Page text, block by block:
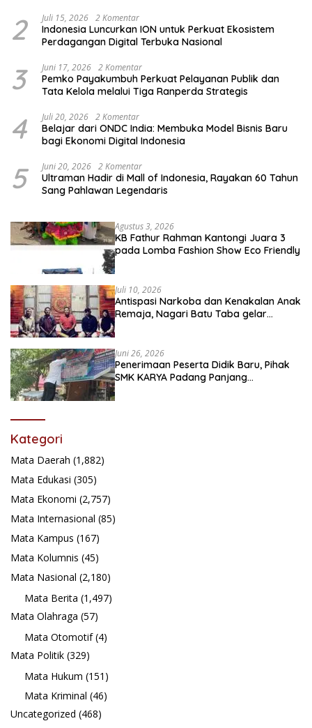
2 Juli 15, 2026 2 Komentar
Indonesia Luncurkan ION untuk Perkuat Ekosistem
Perdagangan Digital Terbuka Nasional
3 Juni 17, 2026 2 Komentar
Pemko Payakumbuh Perkuat Pelayanan Publik dan
Tata Kelola melalui Tiga Ranperda Strategis
4 Juli 20, 2026 2 Komentar
Belajar dari ONDC India: Membuka Model Bisnis Baru
bagi Ekonomi Digital Indonesia
5 Juni 20, 2026 2 Komentar
Ultraman Hadir di Mall of Indonesia, Rayakan 60 Tahun
Sang Pahlawan Legendaris
Agustus 3, 2026
KB Fathur Rahman Kantongi Juara 3
pada Lomba Fashion Show Eco Friendly
Juli 10, 2026
Antispasi Narkoba dan Kenakalan Anak
Remaja, Nagari Batu Taba gelar
Juni 26, 2026
Penerimaan Peserta Didik Baru, Pihak
SMK KARYA Padang Panjang
Kategori
Mata Daerah (1,882)
Mata Edukasi (305)
Mata Ekonomi (2,757)
Mata Internasional (85)
Mata Kampus (167)
Mata Kolumnis (45)
Mata Nasional (2,180)
Mata Berita (1,497)
Mata Olahraga (57)
Mata Otomotif(4)
Mata Politik (329)
Mata Hukum (151)
Mata Kriminal (46)
Uncategorized (468)